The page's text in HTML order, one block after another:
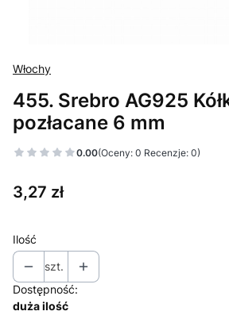
Włochy
455. Srebro AG925
pozłacane 6 mm
0.00(Oceny: 0 Recenzje: 0)
Cena
3,27 zł
Ilość
szt.
Dostępność:
duża ilość